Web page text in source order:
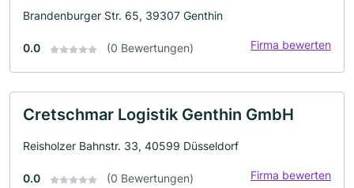
Brandenburger Str. 65, 39307 Genthin
0.0 (0 Bewertungen) Firma bewerten
Cretschmar Logistik Genthin GmbH
Reisholzer Bahnstr. 33, 40599 Düsseldorf
0.0 (0 Bewertungen) Firma bewerten